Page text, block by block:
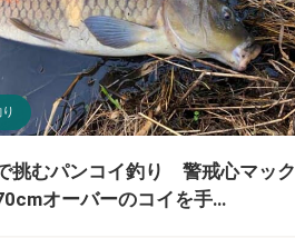
挑むパンコイ釣り 警戒心マック
オーバーのコイを手…